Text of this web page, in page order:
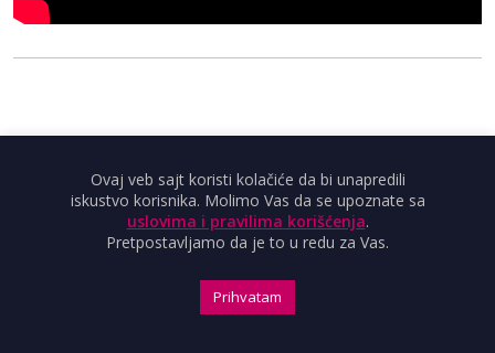
Ovaj veb sajt koristi kolačiće da bi unapredili
iskustvo korisnika. Molimo Vas da se upoznate sa
uslovima i pravilima korišćenja.
Pretpostavljamo da je to u redu za Vas.
Prihvatam